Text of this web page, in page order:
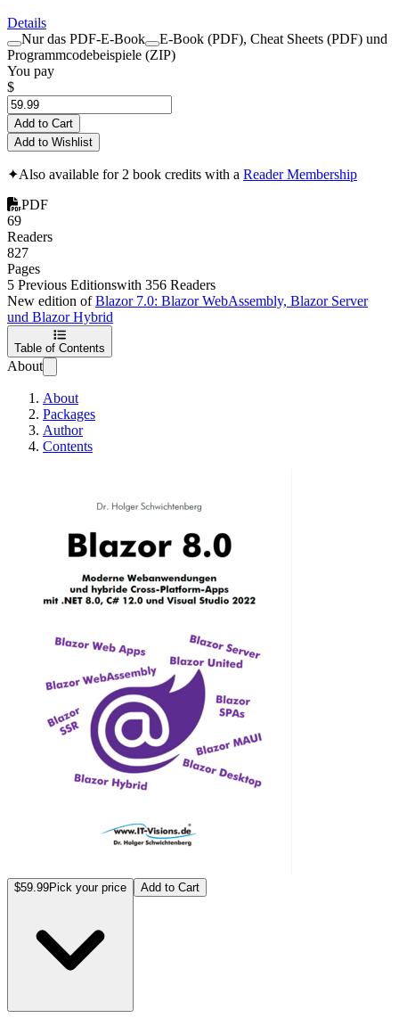
Details
Nur das PDF-E-Book
E-Book (PDF), Cheat Sheets (PDF) und
Programmcodebeispiele (ZIP)
You pay
$
Add to Cart
Add to Wishlist
✦Also available for 2 book credits with a Reader Membership
PDF
69
Readers
827
Pages
5 Previous Editionswith 356 Readers
New edition ofBlazor 7.0: Blazor WebAssembly, Blazor Server
und Blazor Hybrid
Table of Contents
About
About
Packages
Author
Contents
$59.99Pick your price Add to Cart